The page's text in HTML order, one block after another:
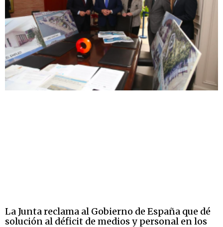
La Junta reclama al Gobierno de España que dé
solución al déficit de medios y personal en los